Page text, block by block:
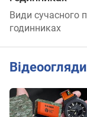
Види сучасного
годинниках
Відеоогляди